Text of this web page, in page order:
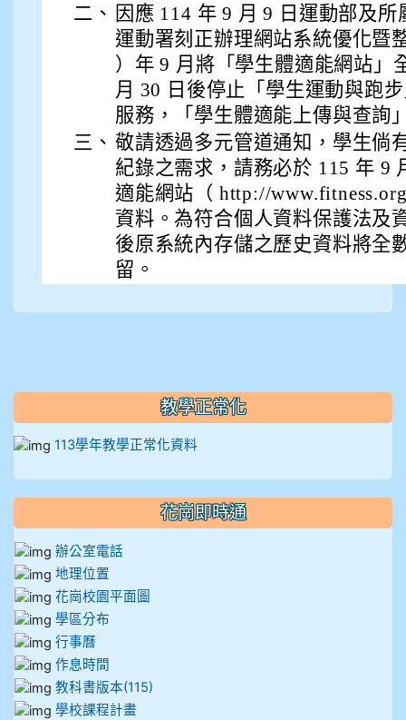
910呂芃澔
911張 婷
二、 因應 114 年 9 月 9 日運動部及
運動署刻正辦理網站系統優化暨
）年 9 月將「學生體適能網站」
月 30 日後停止「學生運動與跑
服務，「學生體適能上傳與查詢
三、 敬請透過多元管道通知，學生倘
紀錄之需求，請務必於 115 年 9
適能網站（ http://
資料。為符合個人資料保護法及
後原系統內存儲之歷史資料將全
留。
教學正常化
113學年教學正常化資料
花崗即時通
辦公室電話
地理位置
花崗校園平面圖
學區分布
行事曆
作息時間
教科書版本(115)
學校課程計畫